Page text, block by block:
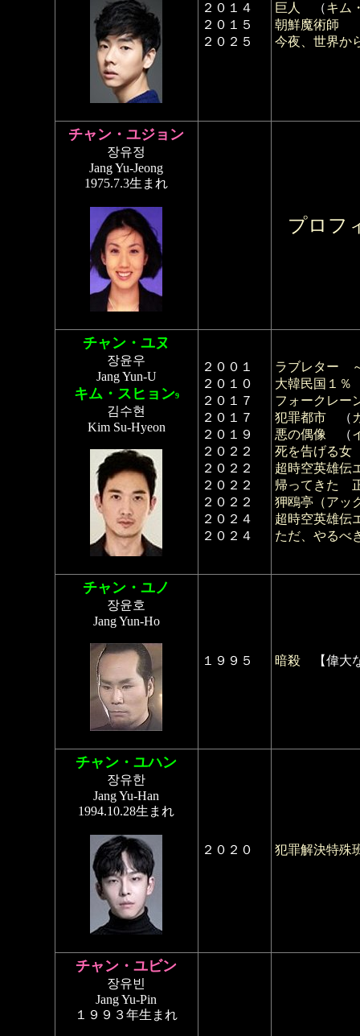
２０１４
２０１５
２０２５
巨人
（キム
朝鮮魔術師
今夜、世界か
チャン・ユジョン
장유정
Jang Yu-Jeong
1975.7.3生まれ
プロフ
チャン・ユヌ
장윤우
Jang Yun-U
キム・スヒョン9
김수현
Kim Su-Hyeon
２００１
２０１０
２０１７
２０１７
２０１９
２０２２
２０２２
２０２２
２０２２
２０２４
２０２４
ラブレター
大韓民国１％
フォークレー
犯罪都市 （
悪の偶像 （
死を告げる女
超時空英雄伝
帰ってきた
狎鴎亭（アッ
超時空英雄伝
ただ、やるべ
チャン・ユノ
장윤호
Jang Yun-Ho
１９９５ 暗殺 【偉大
チャン・ユハン
장유한
Jang Yu-Han
1994.10.28生まれ
２０２０ 犯罪解決特殊
チャン・ユビン
장유빈
Jang Yu-Pin
１９９３年生まれ